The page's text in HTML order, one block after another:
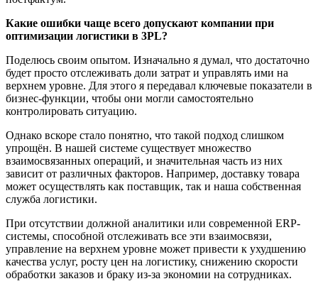
Какие ошибки чаще всего допускают компании при
оптимизации логистики в 3PL?
Поделюсь своим опытом. Изначально я думал, что достаточно
будет просто отслеживать доли затрат и управлять ими на
верхнем уровне. Для этого я передавал ключевые показатели в
бизнес-функции, чтобы они могли самостоятельно
контролировать ситуацию.
Однако вскоре стало понятно, что такой подход слишком
упрощён. В нашей системе существует множество
взаимосвязанных операций, и значительная часть из них
зависит от различных факторов. Например, доставку товара
может осуществлять как поставщик, так и наша собственная
служба логистики.
При отсутствии должной аналитики или современной ERP-
системы, способной отслеживать все эти взаимосвязи,
управление на верхнем уровне может привести к ухудшению
качества услуг, росту цен на логистику, снижению скорости
обработки заказов и браку из-за экономии на сотрудниках.